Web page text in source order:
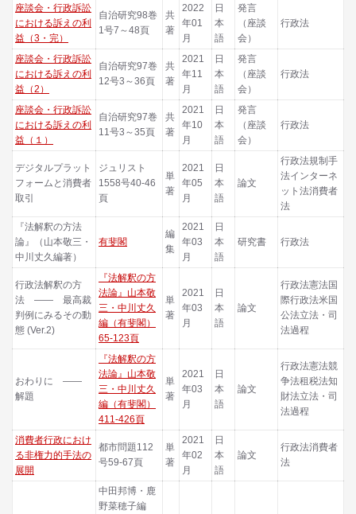
座談会・行政訴訟
における訴えの利
益（3・完）
自治研究98巻
1号7～48頁
共
著
2022
年01
月
日
本
語
発言
（座談
会）
行政法
座談会・行政訴訟
における訴えの利
益（2）
自治研究97巻
12号3～36頁
共
著
2021
年11
月
日
本
語
発言
（座談
会）
行政法
座談会・行政訴訟
における訴えの利
益（１）
自治研究97巻
11号3～35頁
共
著
2021
年10
月
日
本
語
発言
（座談
会）
行政法
デジタルプラット
フォームと消費者
取引
ジュリスト
1558号40-46
頁
単
著
2021
年05
月
日
本
語
論文
行政法規制手
法インターネ
ット法消費者
法
『法解釈の方法
論』（山本敬三・
中川丈久編著）
有斐閣
編
集
2021
年03
月
日
本
語
研究書 行政法
行政法解釈の方
法 ―― 最高裁
判例にみるその動
態 (Ver.2)
『法解釈の方
法論』山本敬
三・中川丈久
編（有斐閣）
65-123頁
単
著
2021
年03
月
日
本
語
論文
行政法憲法国
際行政法米国
公法立法・司
法過程
おわりに ――
解題
『法解釈の方
法論』山本敬
三・中川丈久
編（有斐閣）
411-426頁
単
著
2021
年03
月
日
本
語
論文
行政法憲法競
争法租税法知
財法立法・司
法過程
消費者行政におけ
る非権力的手法の
展開
都市問題112
号59-67頁
単
著
2021
年02
月
日
本
語
論文
行政法消費者
法
中田邦博・鹿
野菜穂子編